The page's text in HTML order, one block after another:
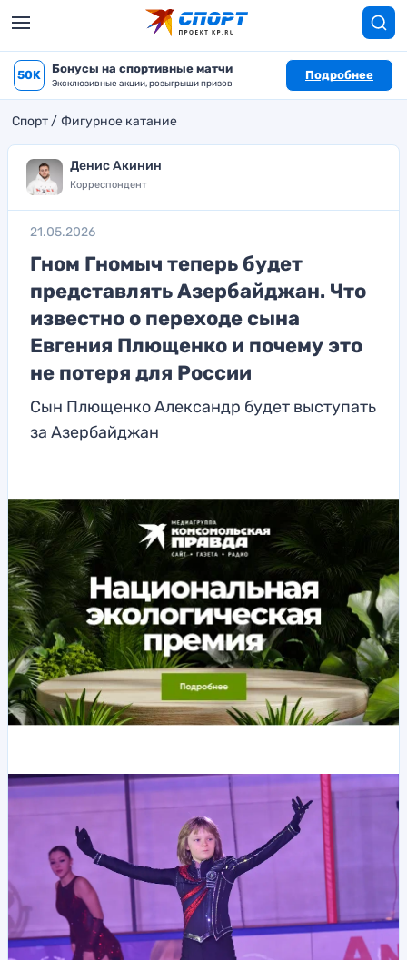
50K Бонусы на спортивные матчи
Эксклюзивные акции, розыгрыши призов
Подробнее
Спорт Фигурное катание
Денис Акинин
Корреспондент
21.05.2026
Гном Гномыч теперь будет
представлять Азербайджан. Что
известно о переходе сына
Евгения Плющенко и почему это
не потеря для России
Сын Плющенко Александр будет выступать
за Азербайджан